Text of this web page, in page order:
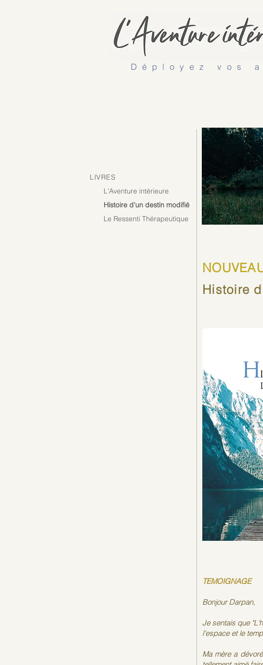
Déployez vos
LIVRES
L'Aventure intérieure
Histoire d'un destin modifié
Le Ressenti Thérapeutique
Histoire
TEMOIGNAGE
Bonjour Darpan,
Je sentais que
l'espace et le
Ma mère a